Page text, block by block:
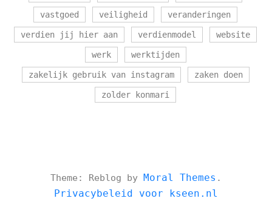
vastgoed veiligheid veranderingen
verdien jij hier aan verdienmodel website
werk werktijden
zakelijk gebruik van instagram zaken doen
zolder konmari
Theme: Reblog by Moral Themes .
Privacybeleid voor kseen.nl